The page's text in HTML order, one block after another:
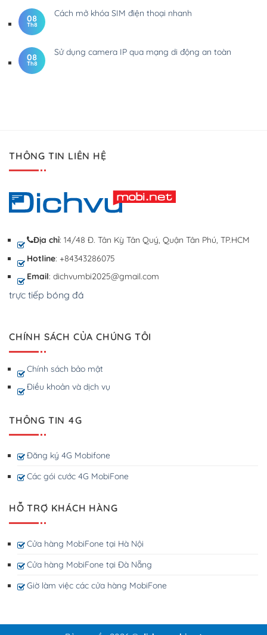
08
Th8
Cách mở khóa SIM điện thoại nhanh
08
Th8
Sử dụng camera IP qua mạng di động an toàn
THÔNG TIN LIÊN HỆ
Địa chỉ: 14/48 Đ. Tân Kỳ Tân Quý, Quận Tân Phú, TP.HCM
Hotline: +84343286075
Email: dichvumbi2025@gmail.com
trực tiếp bóng đá
CHÍNH SÁCH CỦA CHÚNG TÔI
Chính sách bảo mật
Điều khoản và dịch vụ
THÔNG TIN 4G
Đăng ký 4G Mobifone
Các gói cước 4G MobiFone
HỖ TRỢ KHÁCH HÀNG
Cửa hàng MobiFone tại Hà Nội
Cửa hàng MobiFone tại Đà Nẵng
Giờ làm việc các cửa hàng MobiFone